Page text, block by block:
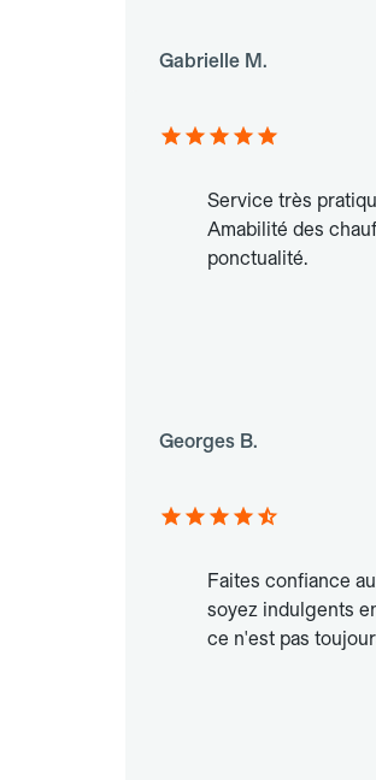
Gabrielle M.
Service très
Amabilité des
ponctualité.
Georges B.
Faites confiance
soyez indulgents
ce n'est pas